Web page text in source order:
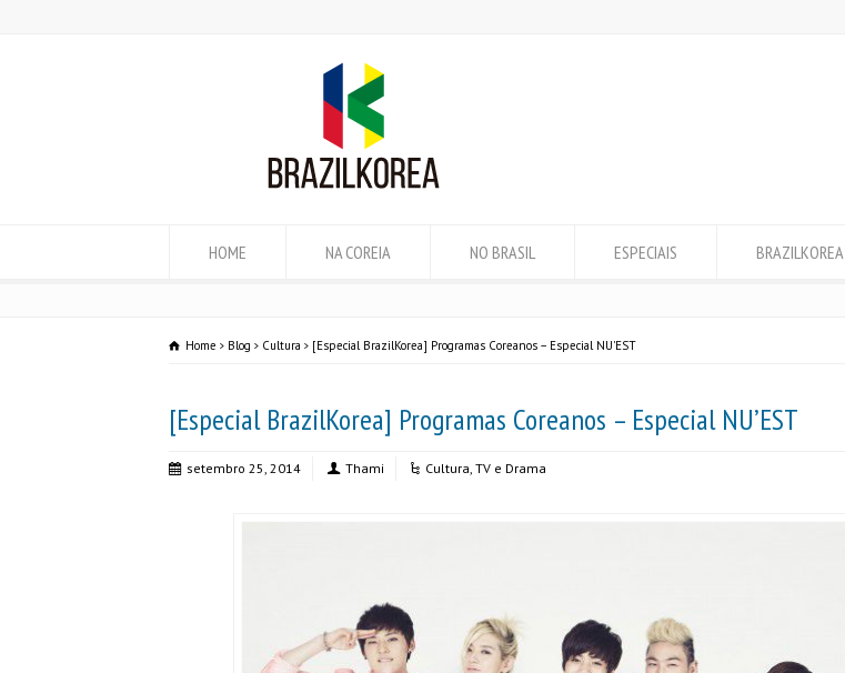
HOME NA COREIA NO BRASIL ESPECIAIS BRAZILKOREA
Home Blog Cultura [Especial BrazilKorea] Programas Coreanos – Especial NU'EST
[Especial BrazilKorea] Programas Coreanos – Especial NU’EST
setembro 25, 2014 Thami Cultura, TV e Drama